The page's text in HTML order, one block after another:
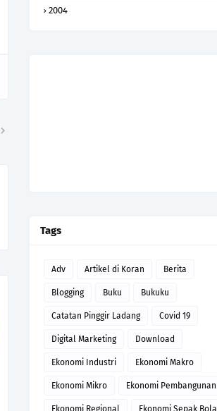
2004
Tags
Adv Artikel di Koran Berita
Blogging Buku Bukuku
Catatan Pinggir Ladang Covid 19
Digital Marketing Download
Ekonomi Industri Ekonomi Makro
Ekonomi Mikro Ekonomi Pembangunan
Ekonomi Regional Ekonomi Sepak Bola